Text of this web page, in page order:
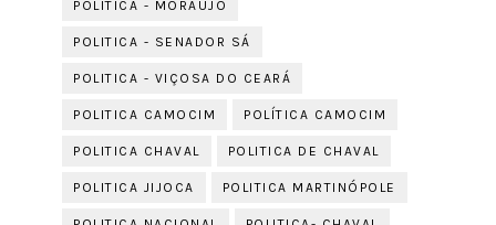
POLITICA - MORAÚJO
POLITICA - SENADOR SÁ
POLITICA - VIÇOSA DO CEARÁ
POLITICA CAMOCIM POLÍTICA CAMOCIM
POLITICA CHAVAL POLITICA DE CHAVAL
POLITICA JIJOCA POLITICA MARTINÓPOLE